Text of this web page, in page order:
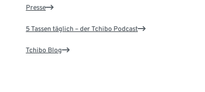
Presse
5 Tassen täglich – der Tchibo Podcast
Tchibo Blog